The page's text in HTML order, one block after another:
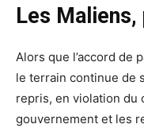
Les
Alors que l’accord de
le terrain continue de
repris, en violation
gouvernement et les